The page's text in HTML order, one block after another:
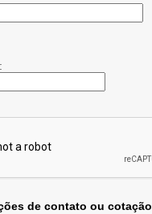
de contato ou cotação